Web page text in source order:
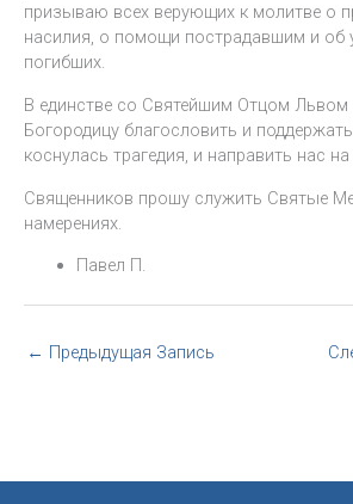
призываю всех верующих к молитве о
насилия, о помощи пострадавшим и об
погибших.
В единстве со Святейшим Отцом
Богородицу благословить и
коснулась трагедия, и направить нас
Священников прошу служить Святые
намерениях.
Павел П.
← Предыдущая Запись